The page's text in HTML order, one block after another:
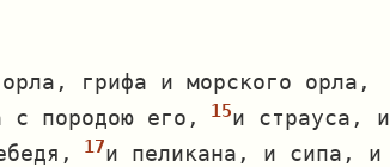
грифа и морского орла,
с породою его,
и страуса, и
и пеликана, и сипа, и